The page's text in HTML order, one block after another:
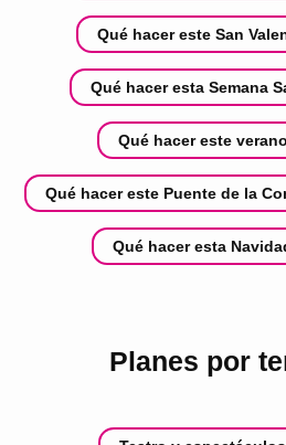
Qué hacer este San
Qué hacer esta Semana
Qué hacer este
Qué hacer este Puente de la
Qué hacer esta
Planes por